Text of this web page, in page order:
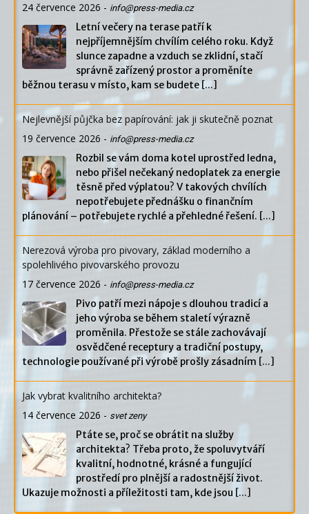
24 července 2026 - info@press-media.cz
Letní večery na terase patří k
nejpříjemnějším chvílím celého roku. Když
slunce zapadne a vzduch se zklidní, stačí
správně zařízený prostor a proměníte
běžnou terasu v místo, kam se budete [...]
Nejlevnější půjčka bez papírování: jak ji skutečně poznat
19 července 2026 - info@press-media.cz
Rozbil se vám doma kotel uprostřed ledna,
nebo přišel nečekaný nedoplatek za energie
těsně před výplatou? V takových chvílích
nepotřebujete přednášku o finančním
plánování – potřebujete rychlé a přehledné řešení. [...]
Nerezová výroba pro pivovary, základ moderního a
spolehlivého pivovarského provozu
17 července 2026 - info@press-media.cz
Pivo patří mezi nápoje s dlouhou tradicí a
jeho výroba se během staletí výrazně
proměnila. Přestože se stále zachovávají
osvědčené receptury a tradiční postupy,
technologie používané při výrobě prošly zásadním [...]
Jak vybrat kvalitního architekta?
14 července 2026 - svet zeny
Ptáte se, proč se obrátit na služby
architekta? Třeba proto, že spoluvytváří
kvalitní, hodnotné, krásné a fungující
prostředí pro plnější a radostnější život.
Ukazuje možnosti a příležitosti tam, kde jsou [...]